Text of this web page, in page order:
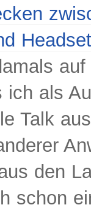
Headset
ich als
Talk
den
schon